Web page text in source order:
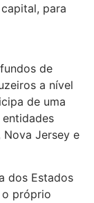
para
de
a nível
de uma
Nova Jersey e
dos Estados
o próprio